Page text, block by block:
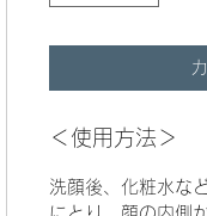
＜使用方法＞
洗顔後、化粧水な
にとり、顔の内側